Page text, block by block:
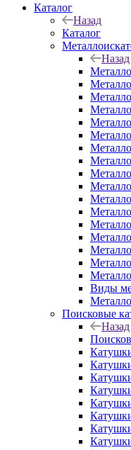
Каталог
Назад
Каталог
Назад
Виды
Поисковые
Назад